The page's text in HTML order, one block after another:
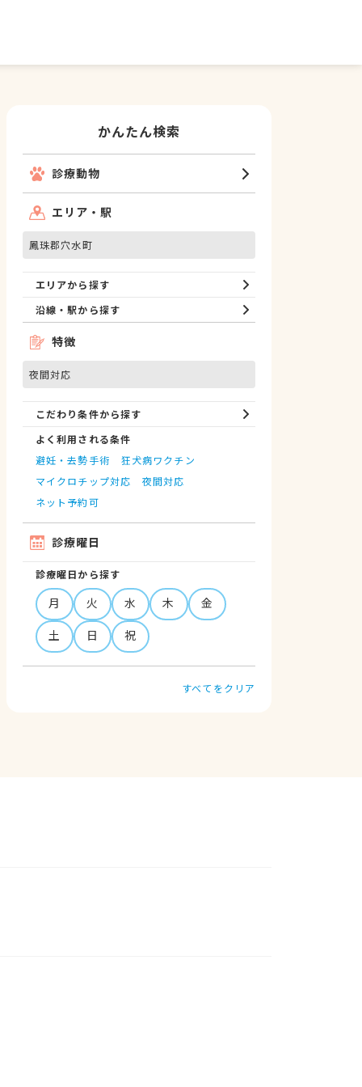
かんたん検索
診療動物
エリア・駅
鳳珠郡穴水町
エリアから探す
沿線・駅から探す
特徴
夜間対応
こだわり条件から探す
よく利用される条件
避妊・去勢手術
狂犬病ワクチン
マイクロチップ対応
夜間対応
ネット予約可
診療曜日
診療曜日から探す
月 火 水 木
金
土
日 祝
すべてをクリア